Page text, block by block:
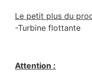
Le petit plus du
-Turbine flottante
Attention :